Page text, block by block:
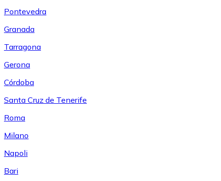
Pontevedra
Granada
Tarragona
Gerona
Córdoba
Santa Cruz de Tenerife
Roma
Milano
Napoli
Bari